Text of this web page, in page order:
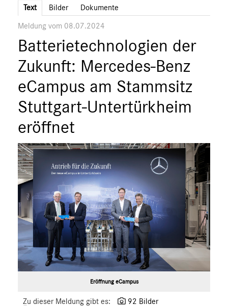
Marken & Produkte
MEDIA
ÜBER UNS
ANSPRECHPARTNER
Text Bilder Dokumente
Meldung vom 08.07.2024
Batterietechnologien der
Zukunft: Mercedes-Benz
eCampus am Stammsitz
Stuttgart-Untertürkheim
eröffnet
Eröffnung eCampus
Zu dieser Meldung gibt es:
92 Bilder